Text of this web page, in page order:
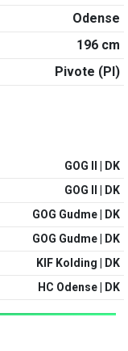
Odense
196 cm
Pivote (PI)
GOG II | DK
GOG II | DK
GOG Gudme | DK
GOG Gudme | DK
KIF Kolding | DK
HC Odense | DK